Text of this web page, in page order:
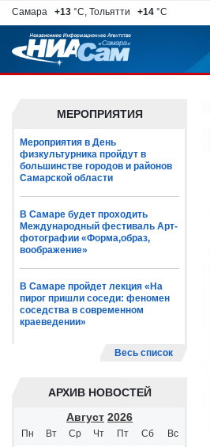
Самара +13 °C, Тольятти +14 °C
МЕРОПРИЯТИЯ
Мероприятия в День
физкультурника пройдут в
большинстве городов и районов
Самарской области
В Самаре будет проходить
Международный фестиваль Арт-
фотографии «Форма,образ,
воображение»
В Самаре пройдет лекция «На
пирог пришли соседи: феномен
соседства в современном
краеведении»
Весь список
АРХИВ НОВОСТЕЙ
Август 2026
Пн Вт Ср Чт Пт Сб
Вс